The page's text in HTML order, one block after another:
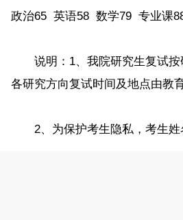
政治65 英语58 数学79 专业课
说明：1、我院研究生复试按
各研究方向复试时间及地点由教
2、为保护考生隐私，考生姓